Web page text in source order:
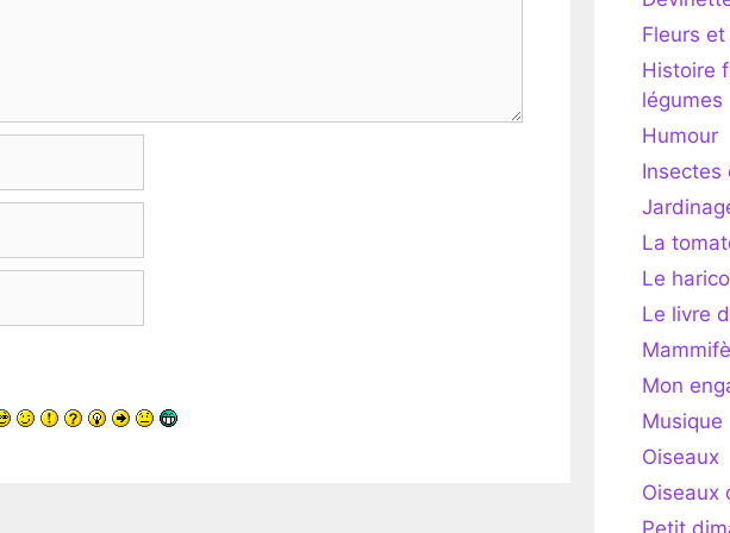
Fleurs
Histoire
légumes
Humour
Insectes
La
Le
Le livre
Mon
Musique
Oiseaux
Oiseaux
Petit